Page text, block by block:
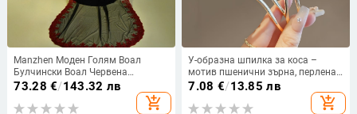
Manzhen Моден Голям Воал
Булчински Воал Червена
Дантела Дантела Следващ
Единичен Слой с Гребен за Коса
Воал Мек Mnet M126
73.28 €/143.32 лв
add_shopping_cart
У-образна шпилка за коса –
мотив пшенични зърна, перлена
украса, сплав, ретро стил
7.08 €/13.85 лв
add_shopping_cart